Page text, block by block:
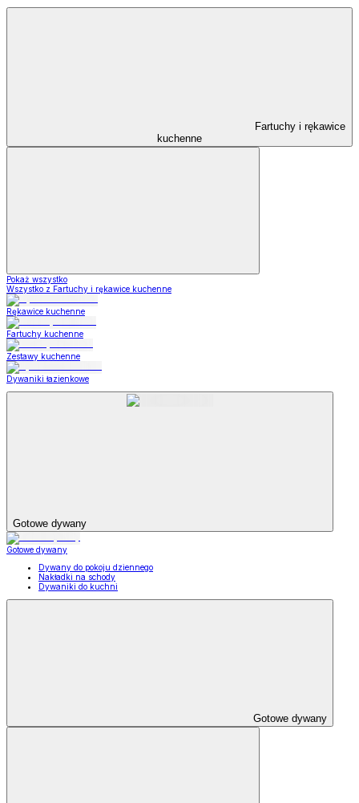
Fartuchy i rękawice
kuchenne
Pokaż wszystko
Wszystko z Fartuchy i rękawice kuchenne
Rękawice kuchenne
Fartuchy kuchenne
Zestawy kuchenne
Dywaniki łazienkowe
Gotowe dywany
Gotowe dywany
Dywany do pokoju dziennego
Nakładki na schody
Dywaniki do kuchni
Gotowe dywany